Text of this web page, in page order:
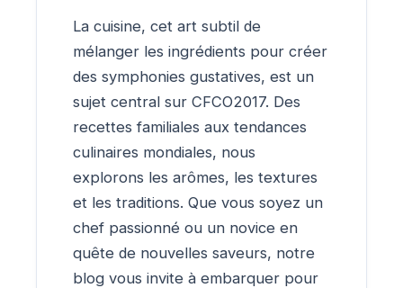
La cuisine, cet art subtil de
mélanger les ingrédients pour créer
des symphonies gustatives, est un
sujet central sur CFCO2017. Des
recettes familiales aux tendances
culinaires mondiales, nous
explorons les arômes, les textures
et les traditions. Que vous soyez un
chef passionné ou un novice en
quête de nouvelles saveurs, notre
blog vous invite à embarquer pour